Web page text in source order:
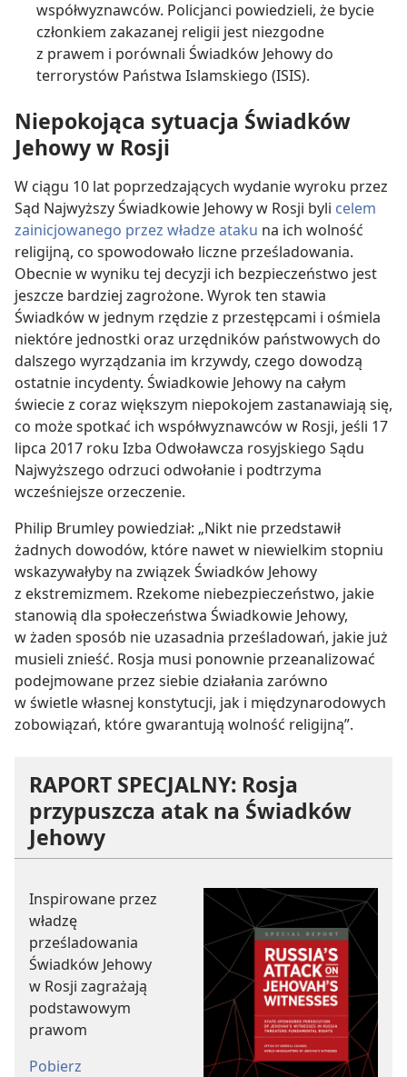
współwyznawców. Policjanci powiedzieli, że bycie
członkiem zakazanej religii jest niezgodne
z prawem i porównali Świadków Jehowy do
terrorystów Państwa Islamskiego (ISIS).
Niepokojąca sytuacja Świadków
Jehowy w Rosji
W ciągu 10 lat poprzedzających wydanie wyroku przez
Sąd Najwyższy Świadkowie Jehowy w Rosji byli celem
zainicjowanego przez władze ataku na ich wolność
religijną, co spowodowało liczne prześladowania.
Obecnie w wyniku tej decyzji ich bezpieczeństwo jest
jeszcze bardziej zagrożone. Wyrok ten stawia
Świadków w jednym rzędzie z przestępcami i ośmiela
niektóre jednostki oraz urzędników państwowych do
dalszego wyrządzania im krzywdy, czego dowodzą
ostatnie incydenty. Świadkowie Jehowy na całym
świecie z coraz większym niepokojem zastanawiają się,
co może spotkać ich współwyznawców w Rosji, jeśli 17
lipca 2017 roku Izba Odwoławcza rosyjskiego Sądu
Najwyższego odrzuci odwołanie i podtrzyma
wcześniejsze orzeczenie.
Philip Brumley powiedział: „Nikt nie przedstawił
żadnych dowodów, które nawet w niewielkim stopniu
wskazywałyby na związek Świadków Jehowy
z ekstremizmem. Rzekome niebezpieczeństwo, jakie
stanowią dla społeczeństwa Świadkowie Jehowy,
w żaden sposób nie uzasadnia prześladowań, jakie już
musieli znieść. Rosja musi ponownie przeanalizować
podejmowane przez siebie działania zarówno
w świetle własnej konstytucji, jak i międzynarodowych
zobowiązań, które gwarantują wolność religijną”.
RAPORT SPECJALNY: Rosja
przypuszcza atak na Świadków
Jehowy
Inspirowane przez
władzę
prześladowania
Świadków Jehowy
w Rosji zagrażają
podstawowym
prawom
Pobierz